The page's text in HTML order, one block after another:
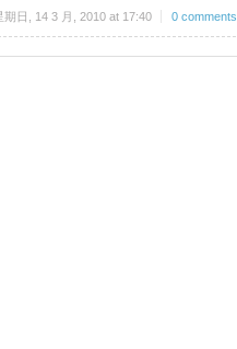
期日, 14 3 月, 2010 at 17:40 0 comments